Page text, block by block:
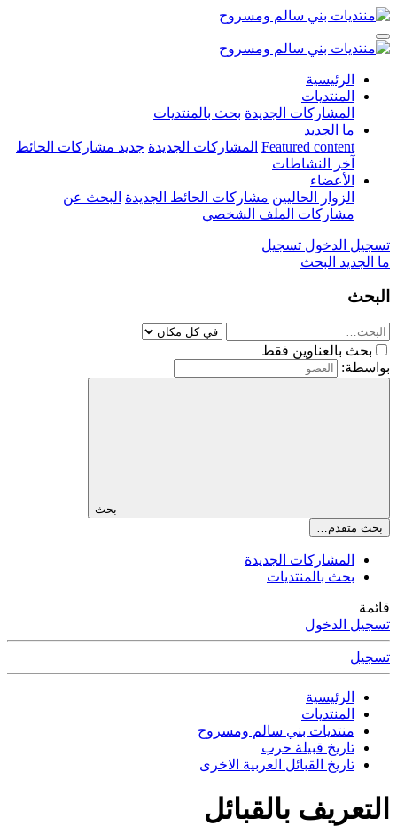
الرئيسية
المنتديات
المشاركات الجديدة بحث بالمنتديات
ما الجديد
Featured content المشاركات الجديدة جديد مشاركات الحائط
آخر النشاطات
الأعضاء
الزوار الحاليين مشاركات الحائط الجديدة البحث عن
مشاركات الملف الشخصي
تسجيل الدخول تسجيل
ما الجديد البحث
البحث
بحث بالعناوين فقط
بواسطة:
بحث
بحث متقدم…
المشاركات الجديدة
بحث بالمنتديات
قائمة
تسجيل الدخول
تسجيل
الرئيسية
المنتديات
منتديات بني سالم ومسروح
تاريخ قبيلة حرب
تاريخ القبائل العربية الاخرى
التعريف بالقبائل